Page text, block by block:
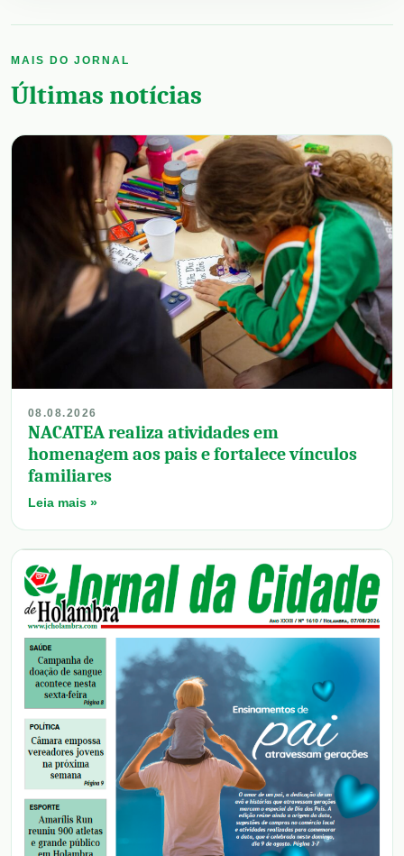
MAIS DO JORNAL
Últimas notícias
08.08.2026
NACATEA realiza atividades em
homenagem aos pais e fortalece vínculos
familiares
Leia mais »